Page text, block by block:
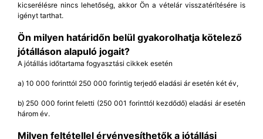
kicserélésre nincs lehetőség, akkor Ön a vételár visszatérítésére is
igényt tarthat.
Ön milyen határidőn belül gyakorolhatja kötelező
jótálláson alapuló jogait?
A jótállás időtartama fogyasztási cikkek esetén
a) 10 000 forinttól 250 000 forintig terjedő eladási ár esetén két év,
b) 250 000 forint feletti (250 001 forinttól kezdődő) eladási ár esetén
három év.
Milyen feltétellel érvényesíthetők a jótállási